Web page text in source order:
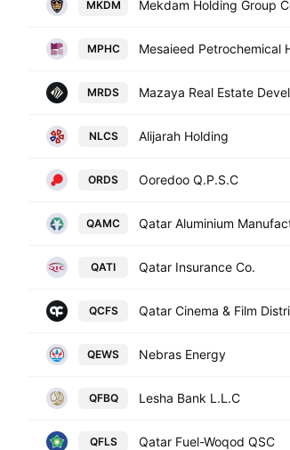
MKDM
MPHC
MRDS
NLCS Alijarah Holding
ORDS Ooredoo Q.P.S.C
QAMC
QATI Qatar Insurance Co.
QCFS
QEWS Nebras Energy
QFBQ Lesha Bank L.L.C
QFLS Qatar Fuel-Woqod QSC